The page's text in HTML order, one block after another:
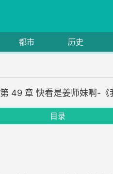
都市 历史
第 49 章 快看是姜师妹啊-《
目录